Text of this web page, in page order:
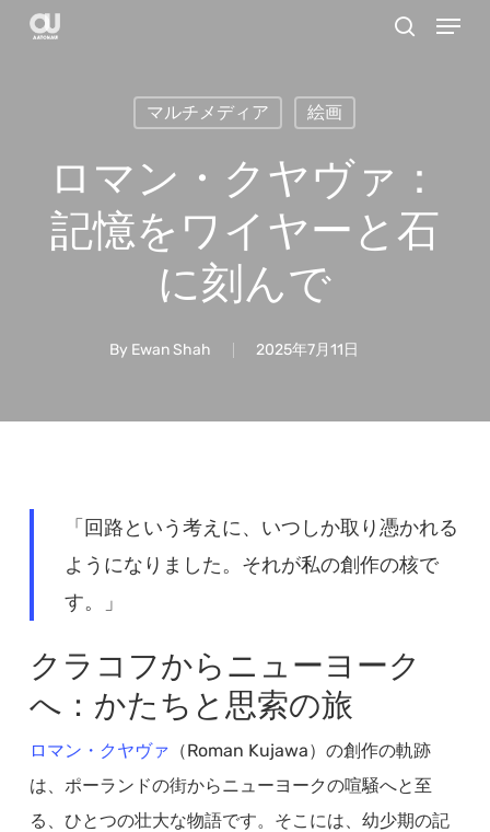
Skip
Menu
マルチメディア 絵画
ロマン・クヤヴァ：
記憶をワイヤーと石
に刻んで
By Ewan Shah 2025年7月11日
「回路という考えに、いつしか取り憑かれる
ようになりました。それが私の創作の核で
す。」
クラコフからニューヨーク
へ：かたちと思索の旅
ロマン・クヤヴァ （Roman Kujawa）の創作の軌跡
は、ポーランドの街からニューヨークの喧騒へと至
る、ひとつの壮大な物語です。そこには、幼少期の記